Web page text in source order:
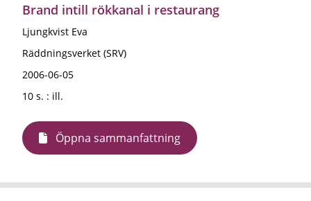
Brand intill rökkanal i restaurang
Ljungkvist Eva
Räddningsverket (SRV)
2006-06-05
10 s. : ill.
Öppna sammanfattning